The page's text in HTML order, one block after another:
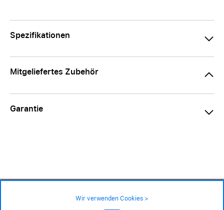
Spezifikationen
Mitgeliefertes Zubehör
Garantie
nur wenige Stk. an Lager – jetzt bestellen
Wir verwenden Cookies >